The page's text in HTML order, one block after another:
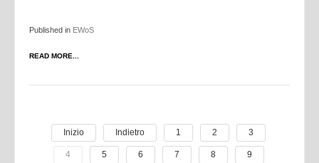
Published in EWoS
READ MORE...
Inizio Indietro 1 2 3
4 5 6 7 8 9